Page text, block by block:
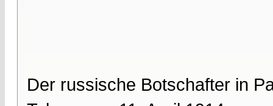
Der russische Botschafter in